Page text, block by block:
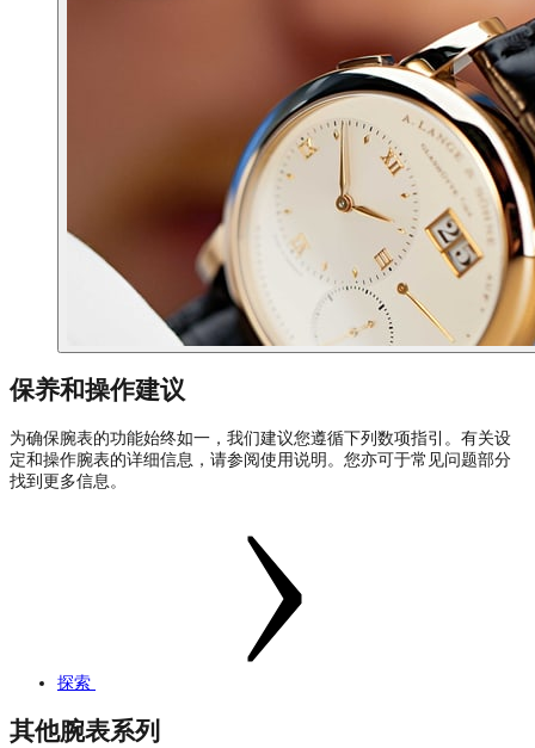
保养和操作建议
为确保腕表的功能始终如一，我们建议您遵循下列数项指引。有关设
定和操作腕表的详细信息，请参阅使用说明。您亦可于常见问题部分
找到更多信息。
探索
其他腕表系列